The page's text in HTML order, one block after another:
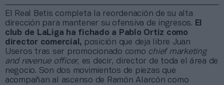
El Real Betis completa la reordenación de su alta
dirección para mantener su ofensiva de ingresos. El
club de LaLiga ha fichado a Pablo Ortiz como
director comercial, posición que deja libre Juan
Useros tras ser promocionado como chief marketing
and revenue officer, es decir, director de toda el área de
negocio. Son dos movimientos de piezas que
acompañan al ascenso de Ramón Alarcón como